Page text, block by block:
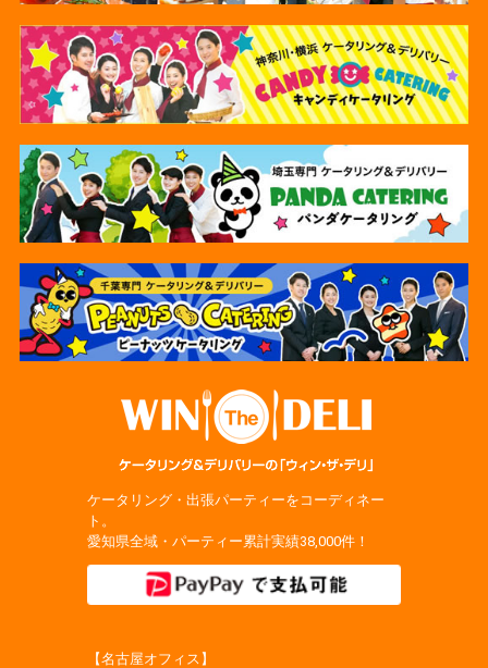
ケータリング・出張パーティーをコーディネー
ト。
愛知県全域・パーティー累計実績38,000件！
【名古屋オフィス】